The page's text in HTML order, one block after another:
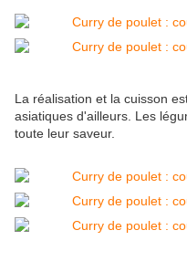
La réalisation et la cuisson
asiatiques d'ailleurs. Les
toute leur saveur.